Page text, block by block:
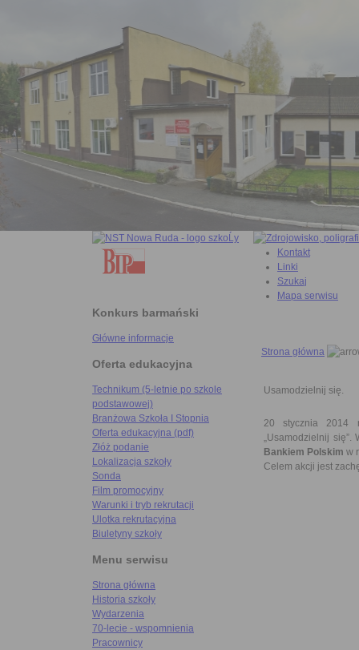
Konkurs barmański
Główne informacje
Oferta edukacyjna
Technikum (5-letnie po szkole
podstawowej)
Branżowa Szkoła I Stopnia
Oferta edukacyjna (pdf)
Złóż podanie
Lokalizacja szkoły
Sonda
Film promocyjny
Warunki i tryb rekrutacji
Ulotka rekrutacyjna
Biuletyny szkoły
Menu serwisu
Strona główna
Historia szkoły
Wydarzenia
70-lecie - wspomnienia
Pracownicy
Kontakt
Linki
Szukaj
Mapa serwisu
Strona główna
Usamodzielnij się.
20 stycznia 2014
„Usamodzielnij
Bankiem Polskim w
Celem akcji jest